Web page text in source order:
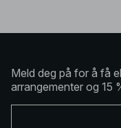
Meld deg på for å få
arrangementer og 15